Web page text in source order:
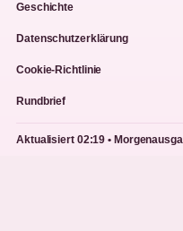
Geschichte
Datenschutzerklärung
Cookie-Richtlinie
Rundbrief
Aktualisiert 02:19 •